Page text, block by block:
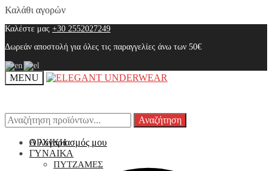
Skip
navigation
Skip
content
Καλάθι αγορών
Καλέστε μας +30 2552027249
Δωρεάν αποστολή για όλες τις παραγγελίες άνω των 50€
MENU
Αναζήτηση
για:
Αναζήτηση
Ο λογαριασμός μου
Αναζήτηση
για:
Αναζήτηση
ΑΡΧΙΚΗ
ΓΥΝΑΙΚΑ
ΠΥΤΖΑΜΕΣ